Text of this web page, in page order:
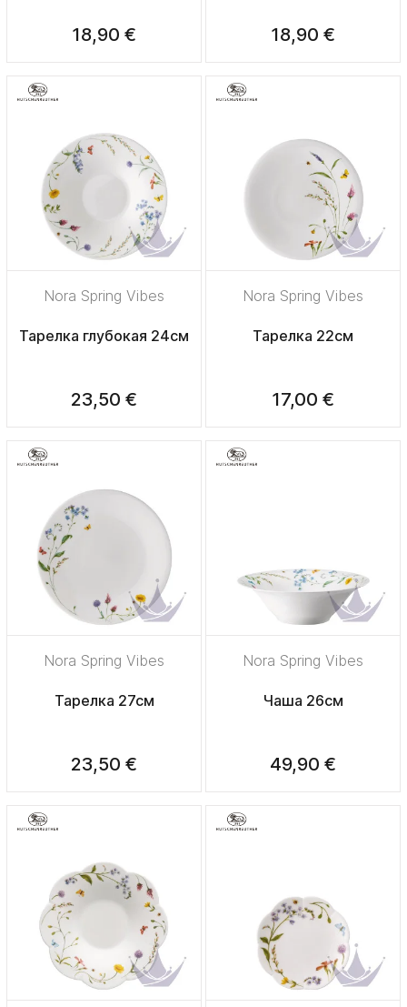
18,90 € 18,90 €
Nora Spring Vibes
Тарелка глубокая 24см
23,50 €
Nora Spring Vibes
Тарелка 22см
17,00 €
Nora Spring Vibes
Тарелка 27см
23,50 €
Nora Spring Vibes
Чаша 26см
49,90 €